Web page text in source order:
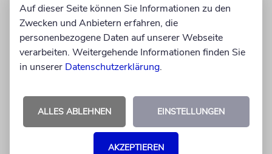
Vorwurf, auf »Effekt« geschrieben zu haben,
antwortete er: »Natürlich wollte ich gute
Texte schreiben. Ich habe beim Schreiben
aber nicht daran gedacht, was wie irgendwo
ankommt. Ich war immer nur mit dem
jeweiligen Thema und mit mir beschäftigt.«
Auf dieser Seite können Sie Informationen zu den
Zwecken und Anbietern erfahren, die
personenbezogene Daten auf unserer Webseite
verarbeiten. Weitergehende Informationen finden Sie
in unserer Datenschutzerklärung.
ALLES ABLEHNEN EINSTELLUNGEN
AKZEPTIEREN